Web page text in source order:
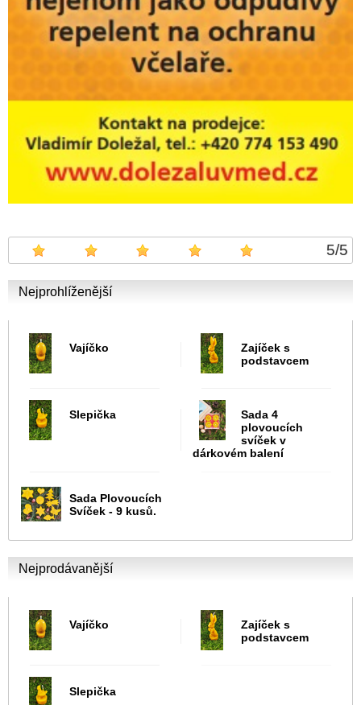
5/5
Nejprohlíženější
Vajíčko
Zajíček s
podstavcem
Slepička
Sada 4
plovoucích
svíček v
dárkovém balení
Sada Plovoucích
Svíček - 9 kusů.
Nejprodávanější
Vajíčko
Zajíček s
podstavcem
Slepička